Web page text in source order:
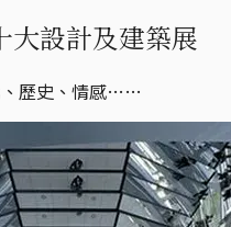
大設計及建築展
、歷史、情感……